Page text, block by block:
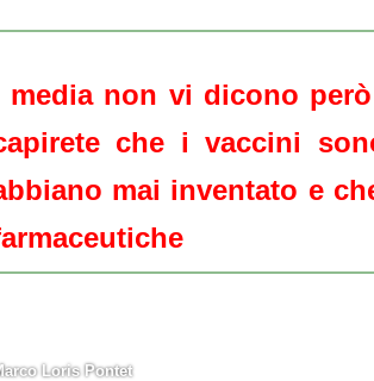
media non vi dicono
che i vaccini
mai inventato e
Loris Pontet